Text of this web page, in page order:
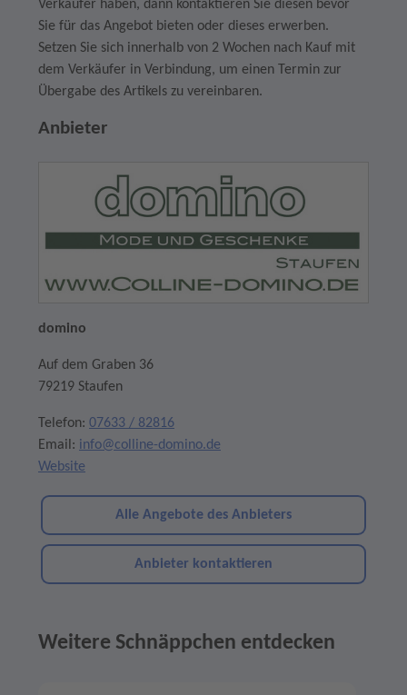
Verkäufer haben, dann kontaktieren Sie diesen bevor
Sie für das Angebot bieten oder dieses erwerben.
Setzen Sie sich innerhalb von 2 Wochen nach Kauf mit
dem Verkäufer in Verbindung, um einen Termin zur
Übergabe des Artikels zu vereinbaren.
Anbieter
domino
Auf dem Graben 36
79219 Staufen
Telefon: 07633 / 82816
Email: info@colline-domino.de
Website
Alle Angebote des Anbieters
Anbieter kontaktieren
Weitere Schnäppchen entdecken